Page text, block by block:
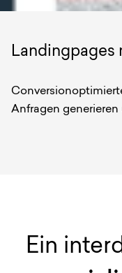
Landingpages
Anfragen
Ein